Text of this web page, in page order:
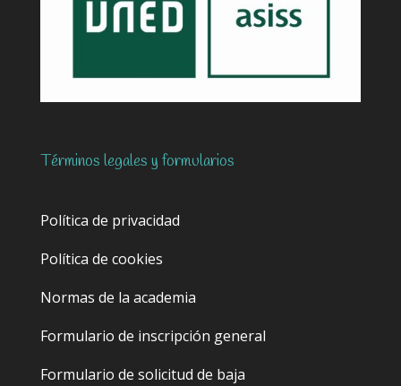
Términos legales y formularios
Política de privacidad
Política de cookies
Normas de la academia
Formulario de inscripción general
Formulario de solicitud de baja